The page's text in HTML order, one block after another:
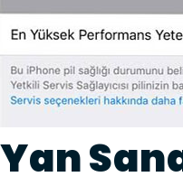
Yan